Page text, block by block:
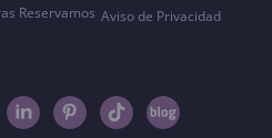
Reservamos Aviso de Privacidad